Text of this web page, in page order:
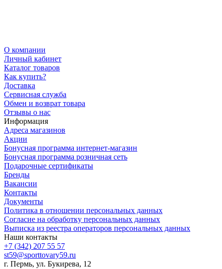
О компании
Личный кабинет
Каталог товаров
Как купить?
Доставка
Сервисная служба
Обмен и возврат товара
Отзывы о нас
Информация
Адреса магазинов
Акции
Бонусная программа интернет-магазин
Бонусная программа розничная сеть
Подарочные сертификаты
Бренды
Вакансии
Контакты
Документы
Политика в отношении персональных данных
Согласие на обработку персональных данных
Выписка из реестра операторов персональных данных
Наши контакты
+7 (342) 207 55 57
st59@sporttovary59.ru
г. Пермь, ул. Букирева, 12